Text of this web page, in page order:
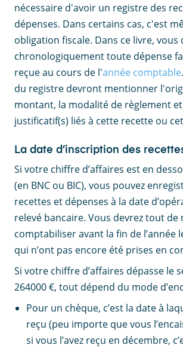
nécessaire d'avoir un registre des
dépenses. Dans certains cas, c'est
obligation fiscale. Dans ce livre, vous
chronologiquement toute dépense
reçue au cours de l'année comptable
du registre devront mentionner
montant, la modalité de règlement
justificatif(s) liés à cette recette ou
La date d’inscription des
Si votre chiffre d’affaires est en
(en BNC ou BIC), vous pouvez
recettes et dépenses à la date
relevé bancaire. Vous devrez tout de
comptabiliser avant la fin de l’année
qui n’ont pas encore été prises en
Si votre chiffre d’affaires dépasse le
264000 €, tout dépend du mode
Pour un chèque, c’est la date à
reçu (peu importe que vous
si vous l’avez reçu en décembre,